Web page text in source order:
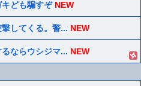
ども騙すぞ NEW
してくる。警... NEW
ならウシジマ... NEW